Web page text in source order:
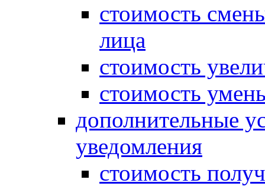
стоимость
лица
стоимость
стоимость
дополнительные
уведомления
стоимость